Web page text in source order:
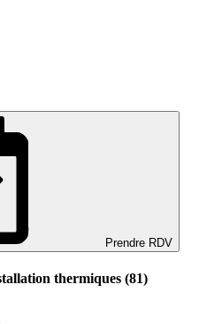
Prendre RDV
thermiques (81)